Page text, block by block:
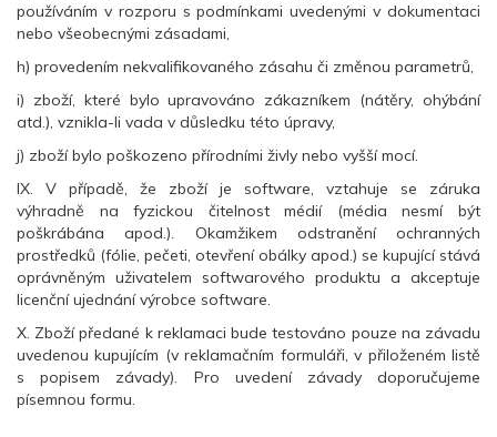
používáním v rozporu s podmínkami uvedenými v dokumentaci
nebo všeobecnými zásadami,
h) provedením nekvalifikovaného zásahu či změnou parametrů,
i) zboží, které bylo upravováno zákazníkem (nátěry, ohýbání
atd.), vznikla-li vada v důsledku této úpravy,
j) zboží bylo poškozeno přírodními živly nebo vyšší mocí.
IX. V případě, že zboží je software, vztahuje se záruka
výhradně na fyzickou čitelnost médií (média nesmí být
poškrábána apod.). Okamžikem odstranění ochranných
prostředků (fólie, pečeti, otevření obálky apod.) se kupující stává
oprávněným uživatelem softwarového produktu a akceptuje
licenční ujednání výrobce software.
X. Zboží předané k reklamaci bude testováno pouze na závadu
uvedenou kupujícím (v reklamačním formuláři, v přiloženém listě
s popisem závady). Pro uvedení závady doporučujeme
písemnou formu.